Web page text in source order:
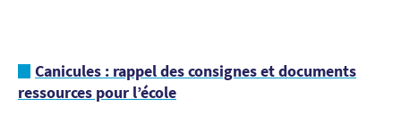
Canicules : rappel des consignes et documents
ressources pour l’école